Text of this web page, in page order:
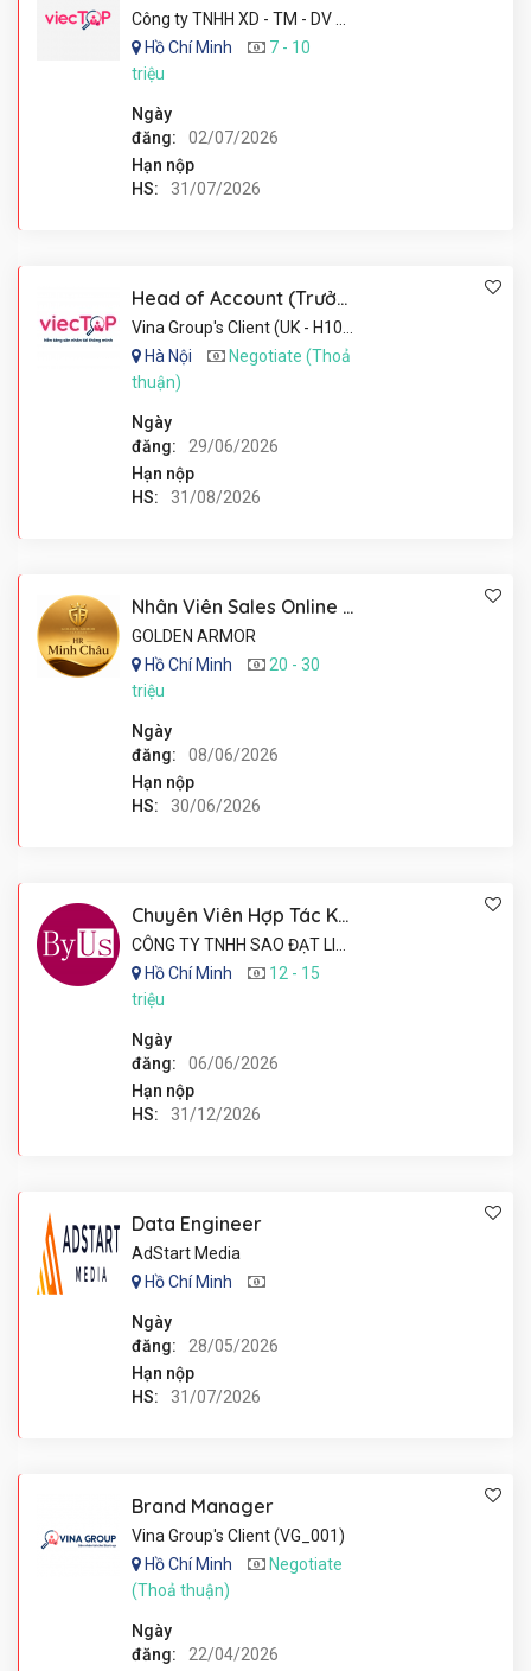
Hồ Chí Minh
7 - 10
triệu
Ngày
đăng:
02/07/2026
Hạn nộp
HS:
31/07/2026
Head of Account (Trưởng phòng Account)
Hà Nội
Negotiate (Thoả
thuận)
Ngày
đăng:
29/06/2026
Hạn nộp
HS:
31/08/2026
Nhân Viên Sales Online Mảng Gamebling - Làm Việc Tại Nhà
GOLDEN ARMOR
Hồ Chí Minh
20 - 30
triệu
Ngày
đăng:
08/06/2026
Hạn nộp
HS:
30/06/2026
Chuyên Viên Hợp Tác KOL/KOC
Hồ Chí Minh
12 - 15
triệu
Ngày
đăng:
06/06/2026
Hạn nộp
HS:
31/12/2026
Data Engineer
AdStart Media
Hồ Chí Minh
Ngày
đăng:
28/05/2026
Hạn nộp
HS:
31/07/2026
Brand Manager
Vina Group's Client (VG_001)
Hồ Chí Minh
Negotiate
(Thoả thuận)
Ngày
đăng:
22/04/2026